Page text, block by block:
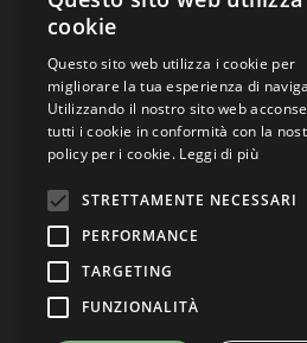
Centro
Un servizio
evoluzione.
Via Fiume, 4
51100 Pistoia (PT)
0573 976088
cookie
Questo sito web utilizza i cookie per
migliorare la tua esperienza di
Utilizzando il nostro sito web
tutti i cookie in conformità con la
policy per i cookie. Leggi di più
STRETTAMENTE NECESSARI
PERFORMANCE
TARGETING
FUNZIONALITÀ